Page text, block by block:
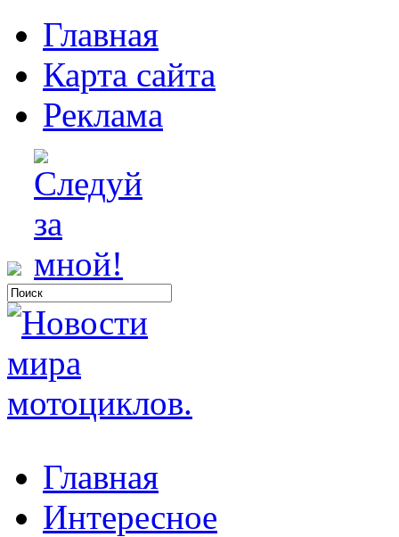
Главная
Карта сайта
Реклама
Главная
Интересное